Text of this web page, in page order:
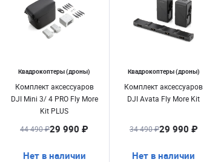
Квадрокоптеры (дроны)
Комплект аксессуаров
DJI Mini 3/ 4 PRO Fly More
Kit PLUS
44 490 ₽29 990 ₽
Нет в наличии
Квадрокоптеры (дроны)
Комплект аксессуаров
DJI Avata Fly More Kit
34 490 ₽29 990 ₽
Нет в наличии